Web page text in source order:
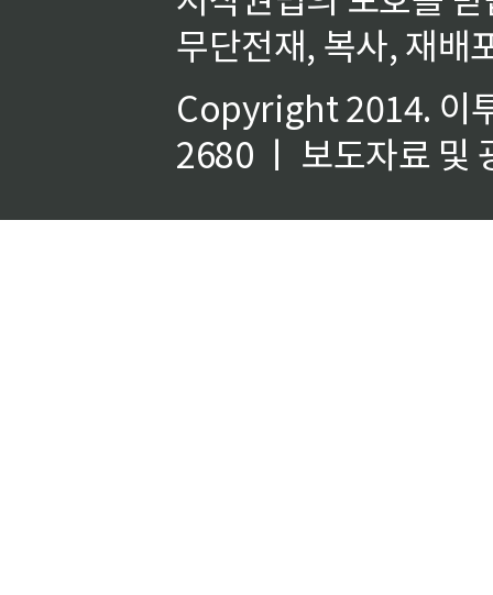
무단전재, 복사, 재배
Copyright 2014. 이
2680 ㅣ 보도자료